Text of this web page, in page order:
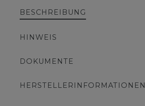
BESCHREIBUNG
HINWEIS
DOKUMENTE
HERSTELLERINFORMATIONEN